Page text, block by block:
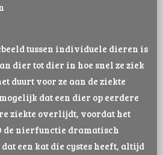
tussen individuele dieren is
dier tot dier in hoe snel ze ziek
duurt voor ze aan de ziekte
dat een dier op eerdere
ziekte overlijdt, voordat het
de nierfunctie dramatisch
een kat die cystes heeft, altijd